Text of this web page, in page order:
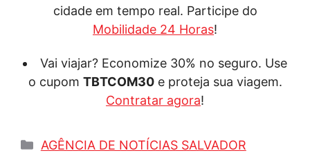
cidade em tempo real. Participe do
Mobilidade 24 Horas!
Vai viajar? Economize 30% no seguro. Use
o cupom TBTCOM30e proteja sua viagem.
Contratar agora!
Categorias
AGÊNCIA DE NOTÍCIAS SALVADOR